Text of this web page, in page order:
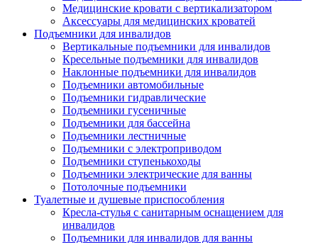
Медицинские кровати с вертикализатором
Аксессуары для медицинских кроватей
Подъемники для инвалидов
Вертикальные подъемники для инвалидов
Кресельные подъемники для инвалидов
Наклонные подъемники для инвалидов
Подъемники автомобильные
Подъемники гидравлические
Подъемники гусеничные
Подъемники для бассейна
Подъемники лестничные
Подъемники с электроприводом
Подъемники ступенькоходы
Подъемники электрические для ванны
Потолочные подъемники
Туалетные и душевые приспособления
Кресла-стулья с санитарным оснащением для
инвалидов
Подъемники для инвалидов для ванны